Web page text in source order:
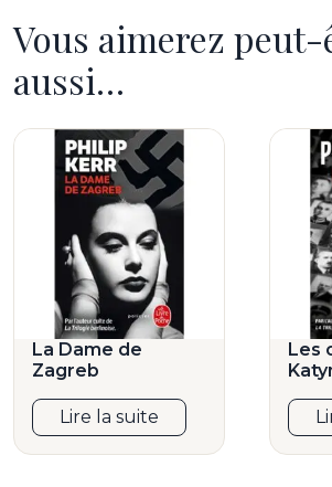
Vous aimerez peut-
aussi…
La Dame de
Zagreb
Lire la suite
Les